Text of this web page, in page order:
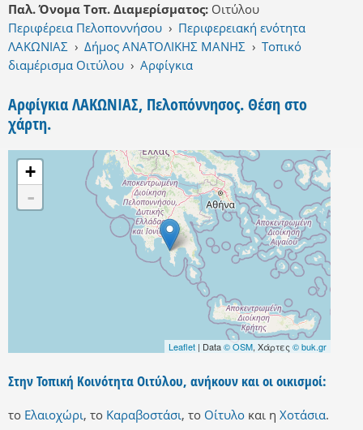
Παλ. Όνομα Τοπ. Διαμερίσματος: Οιτύλου
Περιφέρεια Πελοποννήσου › Περιφερειακή ενότητα
ΛΑΚΩΝΙΑΣ › Δήμος ΑΝΑΤΟΛΙΚΗΣ ΜΑΝΗΣ › Τοπικό
διαμέρισμα Οιτύλου › Αρφίγκια
Αρφίγκια ΛΑΚΩΝΙΑΣ, Πελοπόννησος. Θέση στο
χάρτη.
+
-
Leaflet | Data© OSM, Χάρτες © buk.gr
Στην Τοπική Κοινότητα Οιτύλου, ανήκουν και οι οικισμοί:
το Ελαιοχώρι, το Καραβοστάσι, το Οίτυλο και η Χοτάσια.